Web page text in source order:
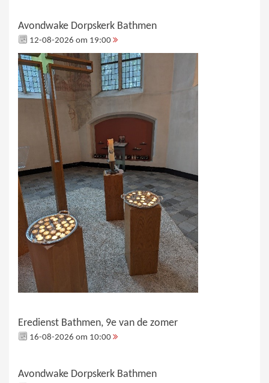
Avondwake Dorpskerk Bathmen
12-08-2026 om 19:00
Eredienst Bathmen, 9e van de zomer
16-08-2026 om 10:00
Avondwake Dorpskerk Bathmen